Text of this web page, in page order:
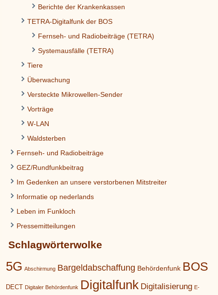
Berichte der Krankenkassen
TETRA-Digitalfunk der BOS
Fernseh- und Radiobeiträge (TETRA)
Systemausfälle (TETRA)
Tiere
Überwachung
Versteckte Mikrowellen-Sender
Vorträge
W-LAN
Waldsterben
Fernseh- und Radiobeiträge
GEZ/Rundfunkbeitrag
Im Gedenken an unsere verstorbenen Mitstreiter
Informatie op nederlands
Leben im Funkloch
Pressemitteilungen
Schlagwörterwolke
5G Abschirmung Bargeldabschaffung Behördenfunk BOS
DECT Digitaler Behördenfunk Digitalfunk Digitalisierung E-